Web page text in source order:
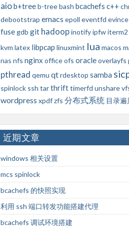
aiob+treeb-treebash bcachefs c++
debootstrap emacs epoll eventfd evince
fuse gdb git hadoopinotifyipfwiterm2
kvm latex libpcap linuxmint lua macos
nas nfs nginx officeofs oracleoverlayfs
pthread qemu qtrdesktop samba
spinlock ssh tarthrifttimerfd unshare
wordpress xpdfzfs 分布式系统 目录遍
近期文章
windows 相关设置
mcs spinlock
bcachefs 的快照实现
利用 ssh 端口转发功能搭建代理
bcachefs 调试环境搭建